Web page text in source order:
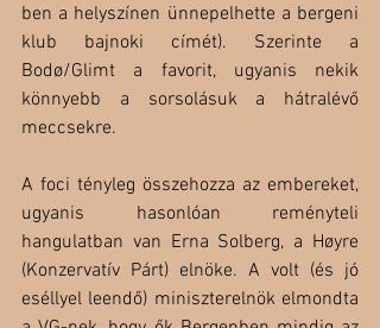
ben a helyszínen ünnepelhette a bergeni
klub bajnoki címét). Szerinte a
Bodø/Glimt a favorit, ugyanis nekik
könnyebb a sorsolásuk a hátralévő
meccsekre.
A foci tényleg összehozza az embereket,
ugyanis hasonlóan reményteli
hangulatban van Erna Solberg, a Høyre
(Konzervatív Párt) elnöke. A volt (és jó
eséllyel leendő) miniszterelnök elmondta